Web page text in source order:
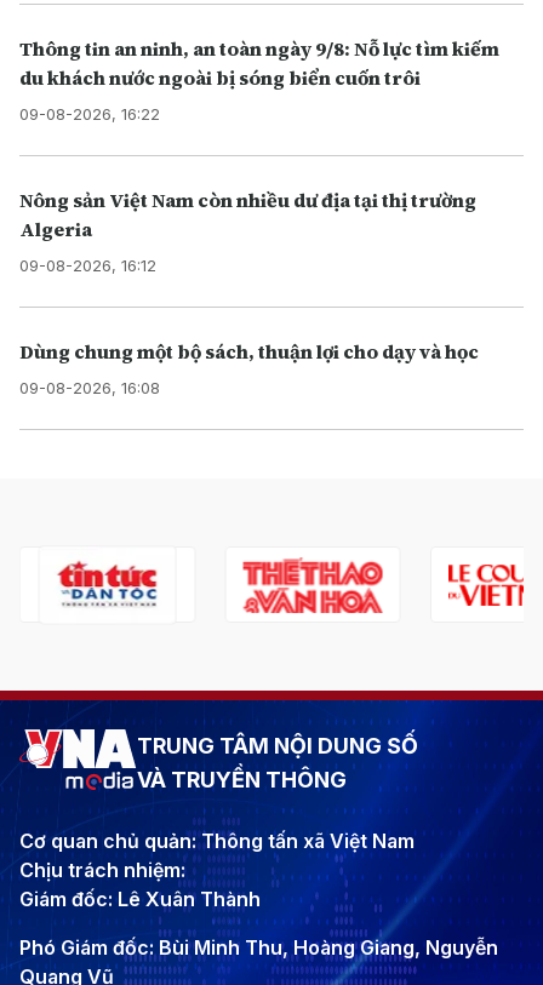
Thông tin an ninh, an toàn ngày 9/8: Nỗ lực tìm kiếm
du khách nước ngoài bị sóng biển cuốn trôi
09-08-2026, 16:22
Nông sản Việt Nam còn nhiều dư địa tại thị trường
Algeria
09-08-2026, 16:12
Dùng chung một bộ sách, thuận lợi cho dạy và học
09-08-2026, 16:08
TRUNG TÂM NỘI DUNG SỐ
VÀ TRUYỀN THÔNG
Cơ quan chủ quản: Thông tấn xã Việt Nam
Chịu trách nhiệm:
Giám đốc: Lê Xuân Thành
Phó Giám đốc: Bùi Minh Thu, Hoàng Giang, Nguyễn
Quang Vũ